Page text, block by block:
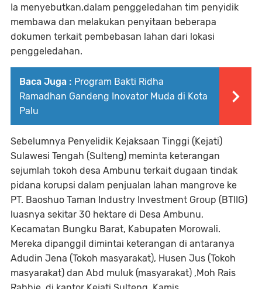
Ia menyebutkan,dalam penggeledahan tim penyidik
membawa dan melakukan penyitaan beberapa
dokumen terkait pembebasan lahan dari lokasi
penggeledahan.
Baca Juga : Program Bakti Ridha
Ramadhan Gandeng Inovator Muda di Kota
Palu
Sebelumnya Penyelidik Kejaksaan Tinggi (Kejati)
Sulawesi Tengah (Sulteng) meminta keterangan
sejumlah tokoh desa Ambunu terkait dugaan tindak
pidana korupsi dalam penjualan lahan mangrove ke
PT. Baoshuo Taman Industry Investment Group (BTIIG)
luasnya sekitar 30 hektare di Desa Ambunu,
Kecamatan Bungku Barat, Kabupaten Morowali.
Mereka dipanggil dimintai keterangan di antaranya
Adudin Jena (Tokoh masyarakat), Husen Jus (Tokoh
masyarakat) dan Abd muluk (masyarakat) ,Moh Rais